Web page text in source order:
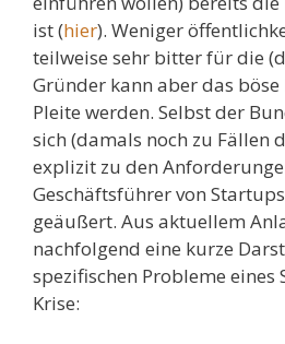
ist (hier). Weniger
teilweise sehr bitter für die
Gründer kann aber das
Pleite werden. Selbst der
sich (damals noch zu Fällen
explizit zu den
Geschäftsführer von
geäußert. Aus aktuellem
nachfolgend eine kurze
spezifischen Probleme
Krise: